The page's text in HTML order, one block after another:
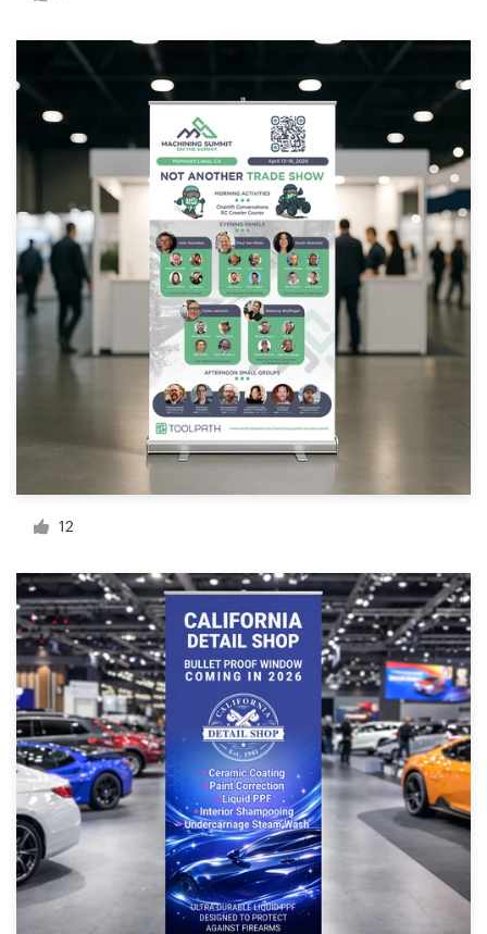
12
Carte de visite
Web page design
Guide de marque
Parcourir toutes les catégories
Support
Client
+49 30 568 377 84
Centre d'aide
Prix
Devenez designer
Blog